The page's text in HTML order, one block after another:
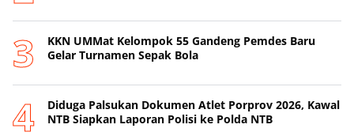
KKN UMMat Kelompok 55 Gandeng Pemdes Baru
Gelar Turnamen Sepak Bola
Diduga Palsukan Dokumen Atlet Porprov 2026, Kawal
NTB Siapkan Laporan Polisi ke Polda NTB